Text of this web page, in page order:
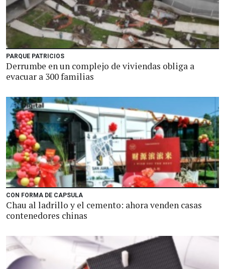
PARQUE PATRICIOS
Derrumbe en un complejo de viviendas obliga a
evacuar a 300 familias
CON FORMA DE CAPSULA
Chau al ladrillo y el cemento: ahora venden casas
contenedores chinas